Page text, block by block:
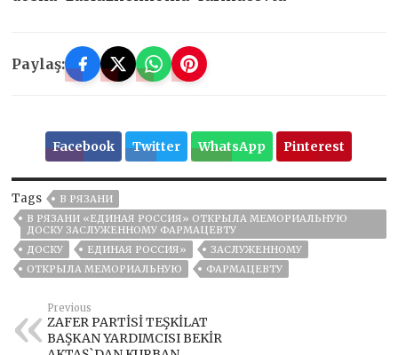
Paylaş:
Facebook Twitter WhatsApp Pinterest
Tags
В РЯЗАНИ
В РЯЗАНИ «ЕДИНАЯ РОССИЯ» ОТКРЫЛА МЕМОРИАЛЬНУЮ
ДОСКУ ЗАСЛУЖЕННОМУ ФАРМАЦЕВТУ
ДОСКУ
ЕДИНАЯ РОССИЯ»
ЗАСЛУЖЕННОМУ
ОТКРЫЛА МЕМОРИАЛЬНУЮ
ФАРМАЦЕВТУ
Previous
ZAFER PARTİSİ TEŞKİLAT
BAŞKAN YARDIMCISI BEKİR